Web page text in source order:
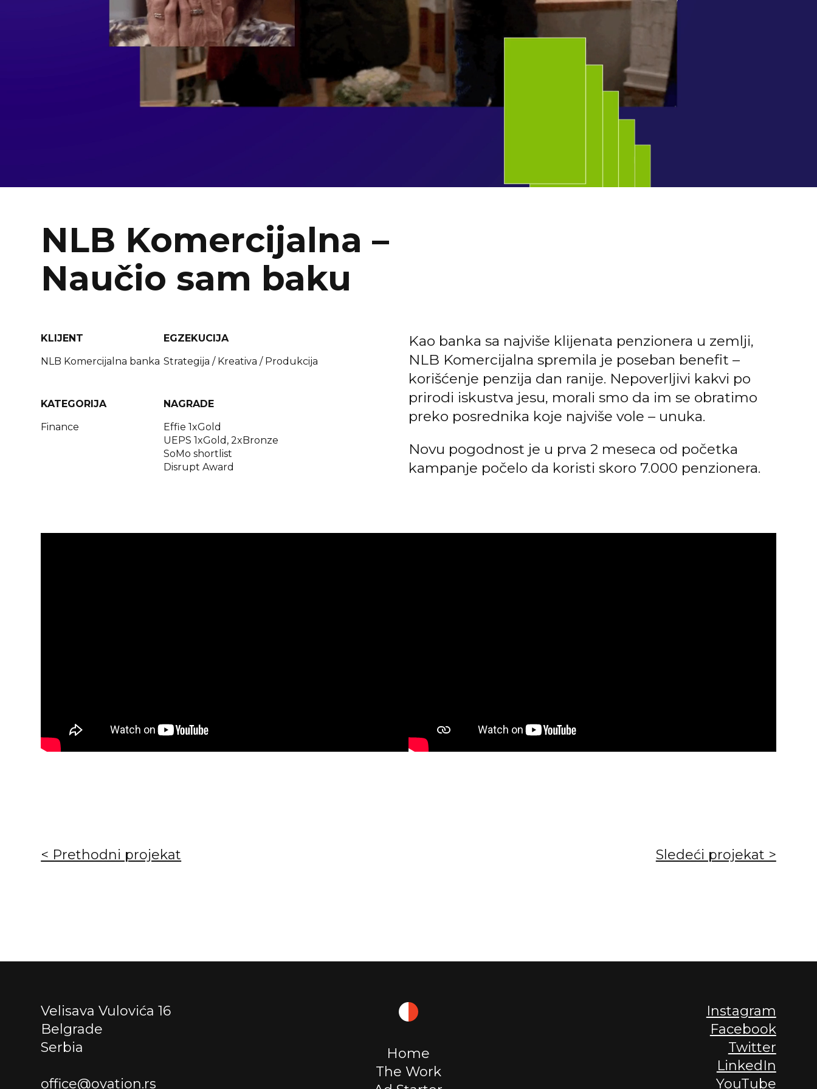
NLB Komercijalna –
Naučio sam baku
KLIJENT
NLB Komercijalna banka
EGZEKUCIJA
Strategija / Kreativa / Produkcija
KATEGORIJA
Finance
NAGRADE
Effie 1xGold
UEPS 1xGold, 2xBronze
SoMo shortlist
Disrupt Award
Kao banka sa najviše klijenata penzionera u zemlji,
NLB Komercijalna spremila je poseban benefit –
korišćenje penzija dan ranije. Nepoverljivi kakvi po
prirodi iskustva jesu, morali smo da im se obratimo
preko posrednika koje najviše vole – unuka.
Novu pogodnost je u prva 2 meseca od početka
kampanje počelo da koristi skoro 7.000 penzionera.
Кретање
< Prethodni projekat Sledeći projekat >
Velisava Vulovića 16
Belgrade
Serbia
office@ovation.rs
Home
The Work
Instagram
Facebook
Twitter
LinkedIn
YouTube